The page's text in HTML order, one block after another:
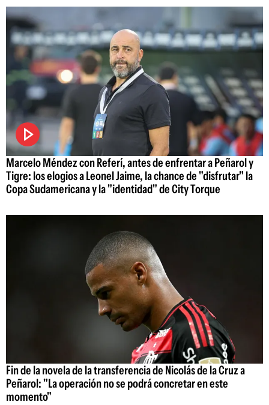
Marcelo Méndez con Referí, antes de enfrentar a Peñarol y
Tigre: los elogios a Leonel Jaime, la chance de "disfrutar" la
Copa Sudamericana y la "identidad" de City Torque
Fin de la novela de la transferencia de Nicolás de la Cruz a
Peñarol: "La operación no se podrá concretar en este
momento"